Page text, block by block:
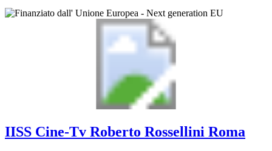
IISS Cine-Tv Roberto Rossellini Roma